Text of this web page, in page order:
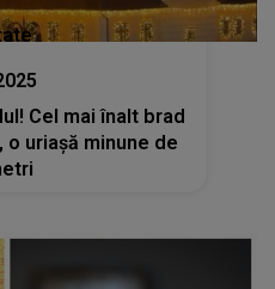
Cel mai înalt brad
o uriașă minune de